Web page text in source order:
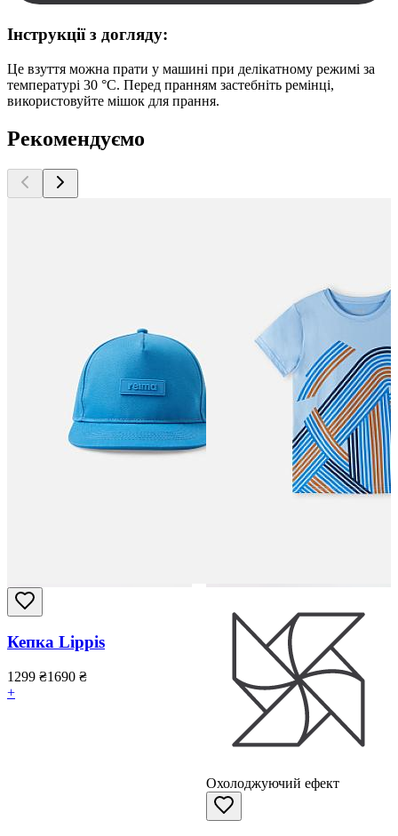
Інструкції з догляду:
Це взуття можна прати у машині при делікатному режимі за
температурі 30 °C. Перед пранням застебніть ремінці,
використовуйте мішок для прання.
Рекомендуємо
Кепка Lippis
1299 ₴1690 ₴
+
Охолоджуючий ефект